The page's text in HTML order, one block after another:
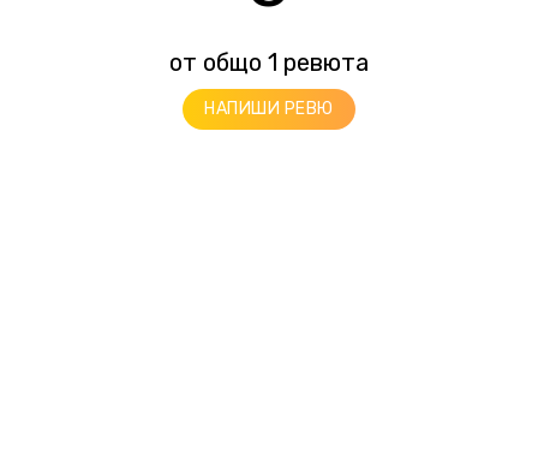
от общо 1 ревюта
НАПИШИ РЕВЮ